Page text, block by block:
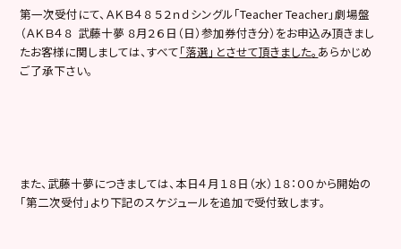
第一次受付にて、ＡＫＢ４８ ５２ｎｄシングル「Teacher Teacher」劇場盤
（ＡＫＢ４８ 武藤十夢 ８月２６日（日）参加券付き分）をお申込み頂きまし
たお客様に関しましては、すべて「落選」とさせて頂きました。 あらかじめ
ご了承下さい。
また、武藤十夢につきましては、本日４月１８日（水）１８：００から開始の
「第二次受付」より下記のスケジュールを追加で受付致します。